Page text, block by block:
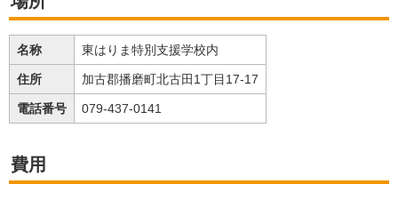
名称 東はりま特別支援学校内
住所 加古郡播磨町北古田1丁目17-17
電話番号 079-437-0141
費用